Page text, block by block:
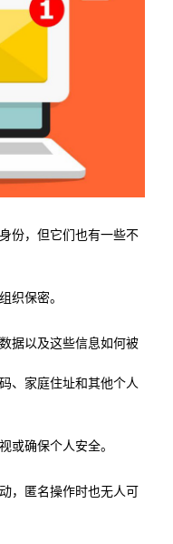
份，但它们也有一些不
织保密。
据以及这些信息如何被
、家庭住址和其他个人
或确保个人安全。
，匿名操作时也无人可